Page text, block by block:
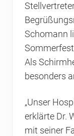
Schomann
Als
besonders
„Unser
erklärte Dr.
mit seiner